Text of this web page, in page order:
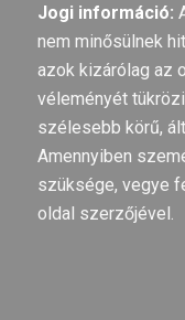
Jogi információ:
nem minősülnek
azok kizárólag az
véleményét
szélesebb körű,
Amennyiben
szüksége, vegye
oldal szerzőjével.